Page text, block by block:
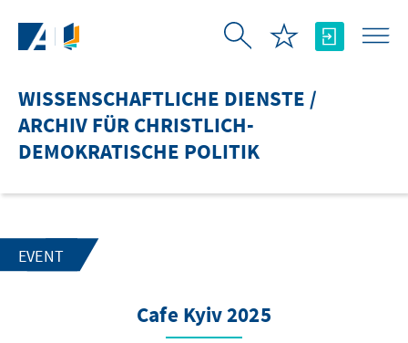
WISSENSCHAFTLICHE DIENSTE /
ARCHIV FÜR CHRISTLICH-
DEMOKRATISCHE POLITIK
EVENT
Cafe Kyiv 2025